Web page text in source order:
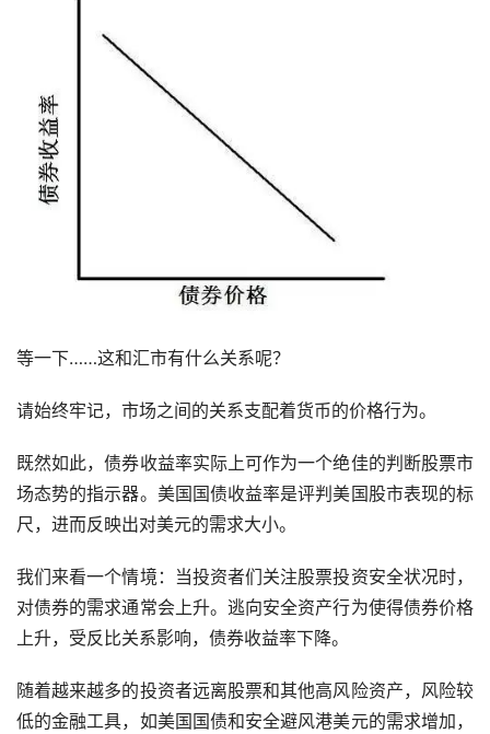
等一下……这和汇市有什么关系呢？
请始终牢记，市场之间的关系支配着货币的价格行为。
既然如此，债券收益率实际上可作为一个绝佳的判断股票市
场态势的指示器。美国国债收益率是评判美国股市表现的标
尺，进而反映出对美元的需求大小。
我们来看一个情境：当投资者们关注股票投资安全状况时，
对债券的需求通常会上升。逃向安全资产行为使得债券价格
上升，受反比关系影响，债券收益率下降。
随着越来越多的投资者远离股票和其他高风险资产，风险较
低的金融工具，如美国国债和安全避风港美元的需求增加，